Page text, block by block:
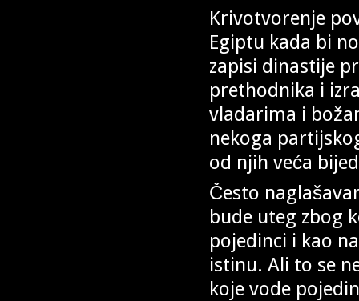
Krivotvorenje
Egiptu kada bi
zapisi dinastije
prethodnika i
vladarima i
nekoga
od njih veća
Često
bude uteg zbog
pojedinci i kao
istinu. Ali to se
koje vode